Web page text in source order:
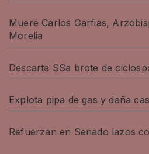
Muere Carlos Garfias,
Morelia
Descarta SSa brote de
Explota pipa de gas y daña
Refuerzan en Senado lazos